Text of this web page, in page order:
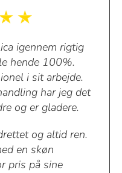
igennem rigtig
hende 100%.
i sit arbejde.
har jeg det
og er gladere.
og altid ren.
en skøn
pris på sine